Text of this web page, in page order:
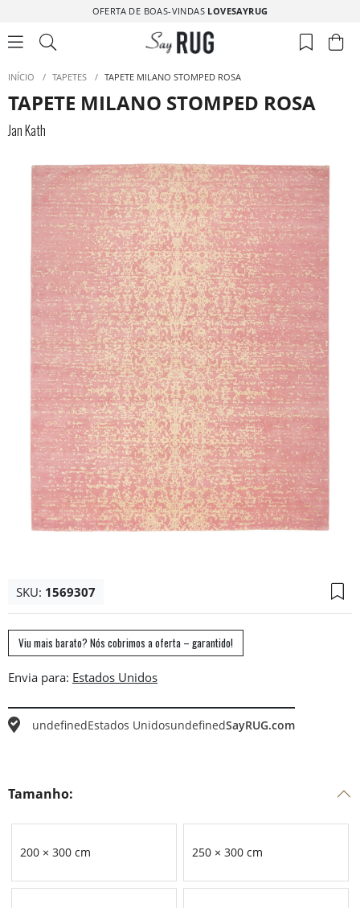
OFERTA DE BOAS-VINDAS LOVESAYRUG
INÍCIO / TAPETES / TAPETE MILANO STOMPED ROSA
TAPETE MILANO STOMPED ROSA
Jan Kath
SKU: 1569307
Viu mais barato? Nós cobrimos a oferta – garantido!
Envia para:
undefinedEstados UnidosundefinedSayRUG.com
Tamanho:
200 × 300 cm 250 × 300 cm